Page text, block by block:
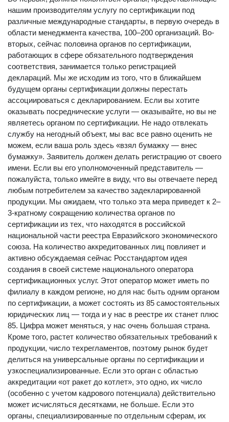
нашим производителям услугу по сертификации под
различные международные стандарты, в первую очередь в
области менеджмента качества, 100–200 организаций. Во-
вторых, сейчас половина органов по сертификации,
работающих в сфере обязательного подтверждения
соответствия, занимается только регистрацией
деклараций. Мы же исходим из того, что в ближайшем
будущем органы сертификации должны перестать
ассоциироваться с декларированием. Если вы хотите
оказывать посреднические услуги — оказывайте, но вы не
являетесь органом по сертификации. Не надо отвлекать
службу на негодный объект, мы вас все равно оценить не
можем, если ваша роль здесь «взял бумажку — внес
бумажку». Заявитель должен делать регистрацию от своего
имени. Если вы его уполномоченный представитель —
пожалуйста, только имейте в виду, что вы отвечаете перед
любым потребителем за качество задекларированной
продукции. Мы ожидаем, что только эта мера приведет к 2–
3-кратному сокращению количества органов по
сертификации из тех, что находятся в российской
национальной части реестра Евразийского экономического
союза. На количество аккредитованных лиц повлияет и
активно обсуждаемая сейчас Росстандартом идея
создания в своей системе национального оператора
сертификационных услуг. Этот оператор может иметь по
филиалу в каждом регионе, но для нас быть одним органом
по сертификации, а может состоять из 85 самостоятельных
юридических лиц — тогда и у нас в реестре их станет плюс
85. Цифра может меняться, у нас очень большая страна.
Кроме того, растет количество обязательных требований к
продукции, число техрегламентов, поэтому рынок будет
делиться на универсальные органы по сертификации и
узкоспециализированные. Если это орган с областью
аккредитации «от ракет до котлет», это одно, их число
(особенно с учетом кадрового потенциала) действительно
может исчисляться десятками, не больше. Если это
органы, специализированные по отдельным сферам, их